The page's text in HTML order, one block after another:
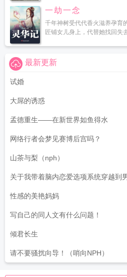
一劫一念
千年神树受代代香火滋养孕育
匠铺女儿身上，代替她找回失
最新更新
试婚
大屌的诱惑
孟德重生——在新世界如鱼得水
网络行者会梦见赛博后宫吗？
山茶与梨（nph）
关于我带着脑内恋爱选项系统穿越到
性感的美艳妈妈
写自己的同人文有什么问题！
倾君长生
请不要骚扰向导！（哨向NPH）